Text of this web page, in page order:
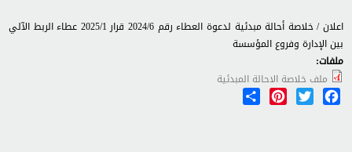
اعلان / خلاصة أحالة مبدئية لدعوة العطاء رقم 2024/6 قرار 2025/1 عطاء الربط الآلي
بين الإدارة وفروع المؤسسة
ملفات:
ملف خلاصة الاحالة المبدئية
Facebook
Twitter
Pinterest